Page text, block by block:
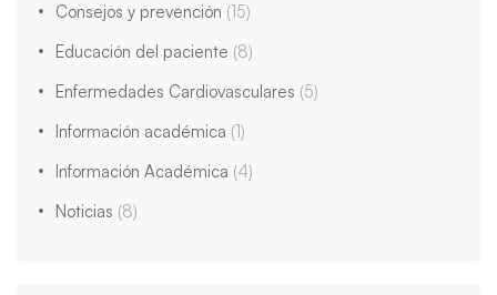
Consejos y prevención (15)
Educación del paciente (8)
Enfermedades Cardiovasculares (5)
Información académica (1)
Información Académica (4)
Noticias (8)